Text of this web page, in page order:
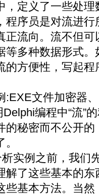
，定义了一些处
程序员是对流进
正流向。流不但
等多种数据形式
的方便性，写起
:EXE文件加密器
编程中“流”
的秘密而不公开
析实例之前，我们
解了这些基本的
些基本方法。当